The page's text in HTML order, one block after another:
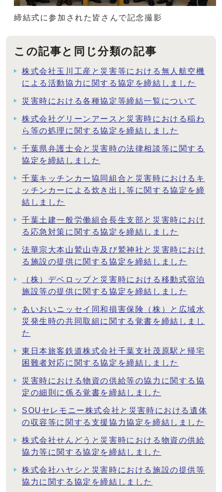
締結式に参加された皆さんで記念撮影
この記事と同じ分類の記事
株式会社玉川工産と災害等における無人航空機
による活動協力に関する協定を締結しました
災害時における各種協定等締結一覧について
株式会社グリーンアースと災害時における稲わ
ら等の処理に関する協定を締結しました
千葉県弁護士会と災害時の法律相談等に関する
協定を締結しました
千葉キッチンカー協同組合と災害時におけるキ
ッチンカーによる炊き出し等に関する協定を締
結しました
千葉土建一般労働組合長生支部と災害時におけ
る応急対策に関する協定を締結しました
法華宗大本山鷲山寺及び鷲神社と災害時におけ
る施設の提供に関する協定を締結しました
（株）デベロップと災害時における移動式宿泊
施設等の提供に関する協定を締結しました
あいおいニッセイ同和損害保険（株）と広域水
災発生時の共同取組に関する覚書を締結しまし
た
東日本旅客鉄道株式会社千葉支社茂原駅と帰宅
困難者対応に関する協定を締結しました
災害時における物資の供給等の協力に関する協
定の細則に係る覚書を締結しました
SOUセレモニー株式会社と災害時における遺体
の収容等に関する支援協力協定を締結しました
株式会社せんどうと災害時における物資の供給
協力等に関する協定を締結しました
株式会社ハヤシと災害時における施設の提供等
協力に関する協定を締結しました